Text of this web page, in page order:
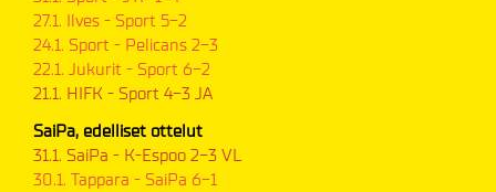
27.1. Ilves - Sport 5-2
24.1. Sport - Pelicans 2-3
22.1. Jukurit - Sport 6-2
21.1. HIFK - Sport 4-3 JA
SaiPa, edelliset ottelut
31.1. SaiPa - K-Espoo 2-3 VL
30.1. Tappara - SaiPa 6-1